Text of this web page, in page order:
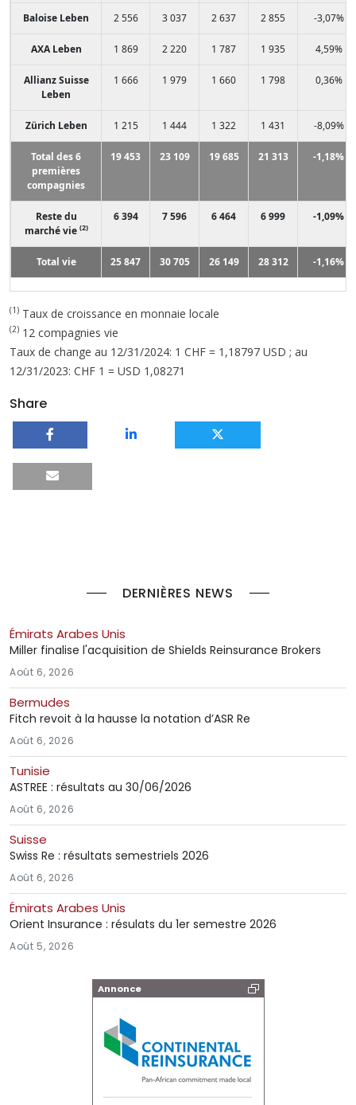
Baloise Leben 2 556 3 037 2 637 2 855 -3,07%
AXA Leben 1 869 2 220 1 787 1 935 4,59%
Allianz Suisse
Leben
1 666 1 979 1 660 1 798 0,36%
Zürich Leben 1 215 1 444 1 322 1 431 -8,09%
Total des 6
premières
compagnies
19 453 23 109 19 685 21 313 -1,18%
Reste du
marché vie (2)
6 394 7 596 6 464 6 999 -1,09%
Total vie 25 847 30 705 26 149 28 312 -1,16%
(1) Taux de croissance en monnaie locale
(2) 12 compagnies vie
Taux de change au 12/31/2024: 1 CHF = 1,18797 USD ; au
12/31/2023: CHF 1 = USD 1,08271
Share
DERNIÈRES NEWS
Émirats Arabes Unis
Miller finalise l'acquisition de Shields Reinsurance Brokers
Août 6, 2026
Bermudes
Fitch revoit à la hausse la notation d’ASR Re
Août 6, 2026
Tunisie
ASTREE : résultats au 30/06/2026
Août 6, 2026
Suisse
Swiss Re : résultats semestriels 2026
Août 6, 2026
Émirats Arabes Unis
Orient Insurance : résulats du 1er semestre 2026
Août 5, 2026
Annonce